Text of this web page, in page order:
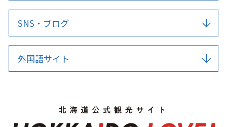
SNS・ブログ
外国語サイト